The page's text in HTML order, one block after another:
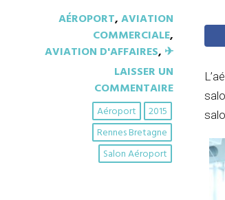
AÉROPORT,AVIATION
COMMERCIALE,
AVIATION D'AFFAIRES, ✈︎
LAISSER UN
COMMENTAIRE
2015
Aéroport
Rennes Bretagne
Salon Aéroport